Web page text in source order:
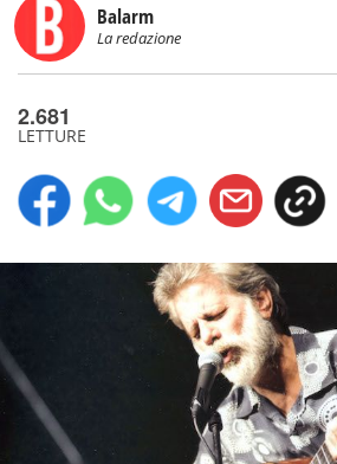
Balarm
La redazione
2.681
LETTURE